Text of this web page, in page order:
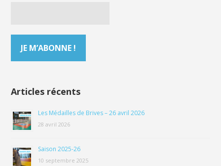
Articles récents
Les Médailles de Brives – 26 avril 2026
28 avril 2026
Saison 2025-26
10 septembre 2025